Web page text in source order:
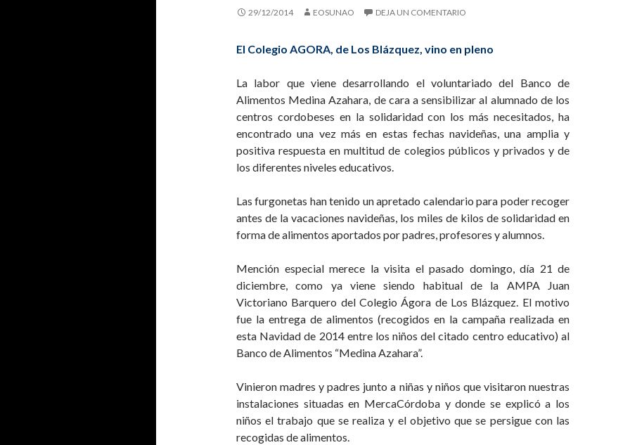
29/12/2014 EOSUNAO DEJA UN COMENTARIO
El Colegio AGORA, de Los Blázquez, vino en pleno
La labor que viene desarrollando el voluntariado del Banco de
Alimentos Medina Azahara, de cara a sensibilizar al alumnado de los
centros cordobeses en la solidaridad con los más necesitados, ha
encontrado una vez más en estas fechas navideñas, una amplia y
positiva respuesta en multitud de colegios públicos y privados y de
los diferentes niveles educativos.
Las furgonetas han tenido un apretado calendario para poder recoger
antes de la vacaciones navideñas, los miles de kilos de solidaridad en
forma de alimentos aportados por padres, profesores y alumnos.
Mención especial merece la visita el pasado domingo, día 21 de
diciembre, como ya viene siendo habitual de la AMPA Juan
Victoriano Barquero del Colegio Ágora de Los Blázquez. El motivo
fue la entrega de alimentos (recogidos en la campaña realizada en
esta Navidad de 2014 entre los niños del citado centro educativo) al
Banco de Alimentos “Medina Azahara”.
Vinieron madres y padres junto a niñas y niños que visitaron nuestras
instalaciones situadas en MercaCórdoba y donde se explicó a los
niños el trabajo que se realiza y el objetivo que se persigue con las
recogidas de alimentos.